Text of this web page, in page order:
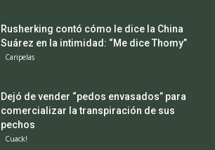
Rusherking contó cómo le dice la China
Suárez en la intimidad: “Me dice Thomy”
Caripelas
Dejó de vender “pedos envasados” para
comercializar la transpiración de sus
pechos
Cuack!